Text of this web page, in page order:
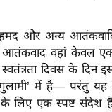
और अन्य
आतंकवाद वहां केवल
दिवस के दिन
में है— परंतु यह
के लिए एक स्पष्ट